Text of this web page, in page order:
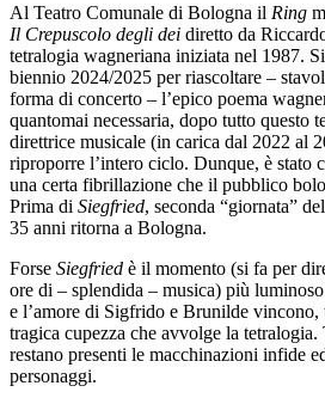
Al Teatro Comunale di Bologna il Ring
Il Crepuscolo degli dei diretto da
tetralogia wagneriana iniziata nel 1987.
biennio 2024/2025 per riascoltare –
forma di concerto – l’epico poema
quantomai necessaria, dopo tutto questo
direttrice musicale (in carica dal 2022 al
riproporre l’intero ciclo. Dunque, è stato
una certa fibrillazione che il pubblico
Prima di Siegfried, seconda “giornata”
35 anni ritorna a Bologna.
Forse Siegfried è il momento (si fa per
ore di – splendida – musica) più
e l’amore di Sigfrido e Brunilde vincono,
tragica cupezza che avvolge la
restano presenti le macchinazioni infide
personaggi.